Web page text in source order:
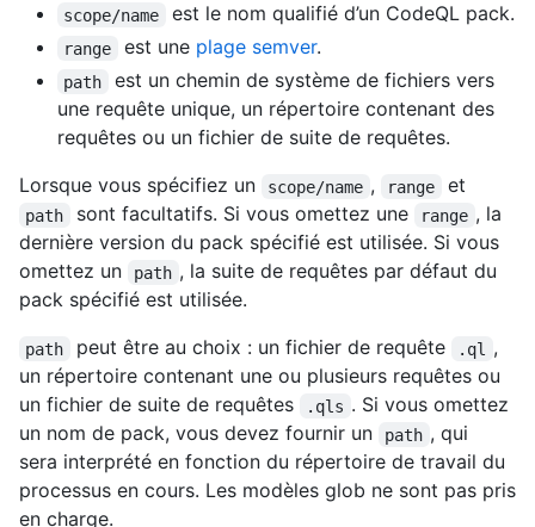
scope/name est le nom qualifié d’un CodeQL pack.
range est une plage semver.
path
est un chemin de système de fichiers vers
une requête unique, un répertoire contenant des
requêtes ou un fichier de suite de requêtes.
Lorsque vous spécifiez un
scope/name , range et
path sont facultatifs. Si vous omettez une range , la
dernière version du pack spécifié est utilisée. Si vous
omettez un
path , la suite de requêtes par défaut du
pack spécifié est utilisée.
path peut être au choix : un fichier de requête .ql
,
un répertoire contenant une ou plusieurs requêtes ou
un fichier de suite de requêtes
.qls . Si vous omettez
un nom de pack, vous devez fournir un
path , qui
sera interprété en fonction du répertoire de travail du
processus en cours. Les modèles glob ne sont pas pris
en charge.